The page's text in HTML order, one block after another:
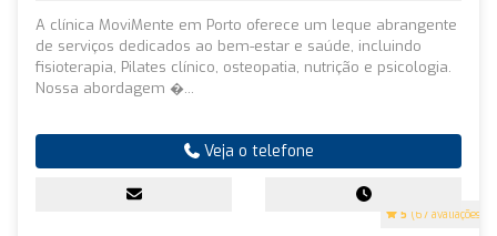
5 (67 avaliações)
A clínica MoviMente em Porto oferece um leque abrangente
de serviços dedicados ao bem-estar e saúde, incluindo
fisioterapia, Pilates clínico, osteopatia, nutrição e psicologia.
Nossa abordagem �...
Veja o telefone